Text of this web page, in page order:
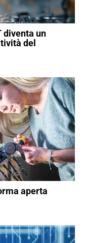
diventa un
del
aperta